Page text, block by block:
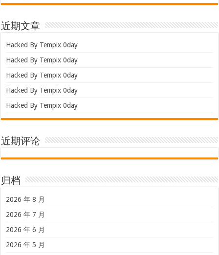
近期文章
Hacked By Tempix 0day
Hacked By Tempix 0day
Hacked By Tempix 0day
Hacked By Tempix 0day
Hacked By Tempix 0day
近期评论
归档
2026 年 8 月
2026 年 7 月
2026 年 6 月
2026 年 5 月